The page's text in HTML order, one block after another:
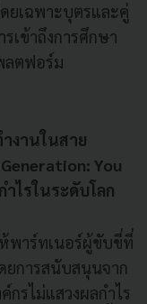
ยเฉพาะบุตรและคู่
เข้าถึงการศึกษา
ลตฟอร์ม
งานในสาย
You
ำไรในระดับโลก
พาร์ทเนอร์ผู้ขับขี่ที่
ยการสนับสนุนจาก
กรไม่แสวงผลกำไร